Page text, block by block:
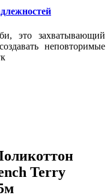
это захватывающий
неповторимые
Terry